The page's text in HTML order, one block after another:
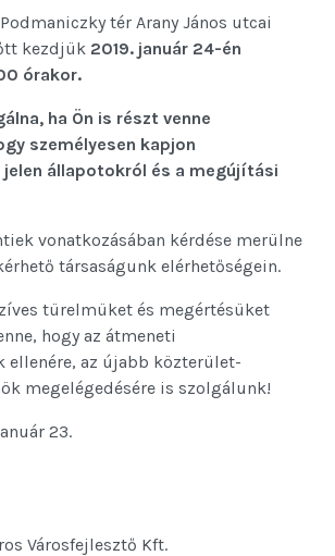
tér Arany János utcai
kezdjük 2019. január 24-én
órakor.
ha Ön is részt venne
személyesen kapjon
állapotokról és a megújítási
vonatkozásában kérdése merülne
társaságunk elérhetőségein.
türelmüket és megértésüket
hogy az átmeneti
ellenére, az újabb közterület-
megelégedésére is szolgálunk!
23.
Városfejlesztő Kft.